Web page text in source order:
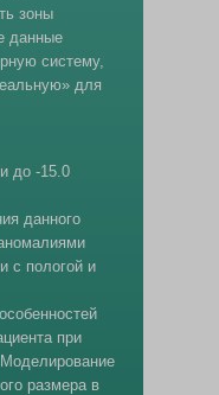
зоны
данные
систему,
для
до -15.0
данного
с пологой и
при
размера в